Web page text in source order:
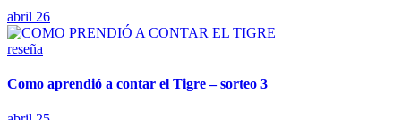
abril 26
reseña
Como aprendió a contar el Tigre – sorteo 3